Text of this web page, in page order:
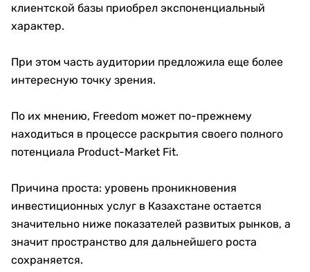
клиентской базы приобрел экспоненциальный
характер.
При этом часть аудитории предложила еще более
интересную точку зрения.
По их мнению, Freedom может по-прежнему
находиться в процессе раскрытия своего полного
потенциала Product-Market Fit.
Причина проста: уровень проникновения
инвестиционных услуг в Казахстане остается
значительно ниже показателей развитых рынков, а
значит пространство для дальнейшего роста
сохраняется.